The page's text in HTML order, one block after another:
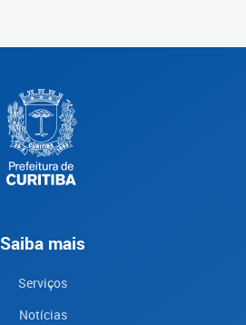
Saiba mais
Serviços
Notícias